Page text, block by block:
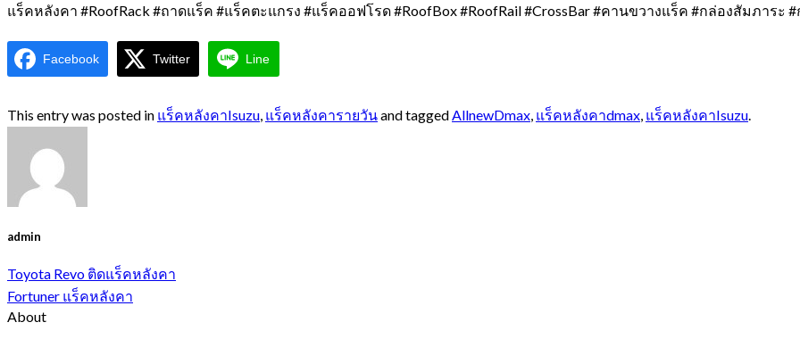
แร็คหลังคา #RoofRack #ถาดแร็ค #แร็คตะแกรง #แร็คออฟโรด #RoofBox #RoofRail #CrossBar #คานขวางแร็ค #กล่องสัมภาระ
Facebook Twitter Line
This entry was posted in แร็คหลังคาIsuzu แร็คหลังคารายวันand tagged AllnewDmax แร็คหลังคาdmax แร็คหลังคาIsuzu
admin
Toyota Revo ติดแร็คหลังคา
Fortuner แร็คหลังคา
About